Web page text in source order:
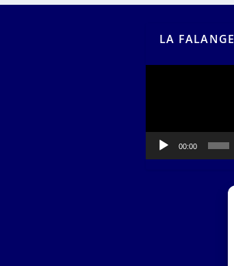
LA FALANGE
00:00